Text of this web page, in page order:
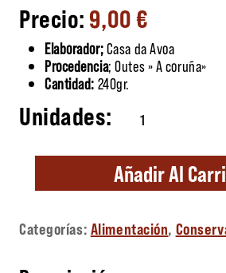
9,00€
Elaborador;Casa da Avoa
Procedencia; Outes » A coruña»
Cantidad: 240gr.
Pastrami en Aceite
Añadir Al
Categorías: Alimentación,